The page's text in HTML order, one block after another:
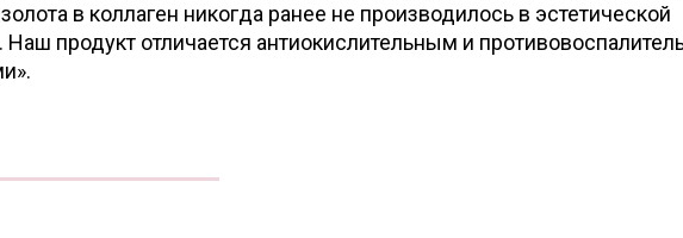
в коллаген никогда ранее не производилось в эстетической
продукт отличается антиокислительным и